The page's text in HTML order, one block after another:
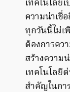
เทคโนโลยี
ความน่าเชื่
ทุกวันนี้ไม่
ต้องการคว
สร้างความ
เทคโนโลยี
สำคัญในกา